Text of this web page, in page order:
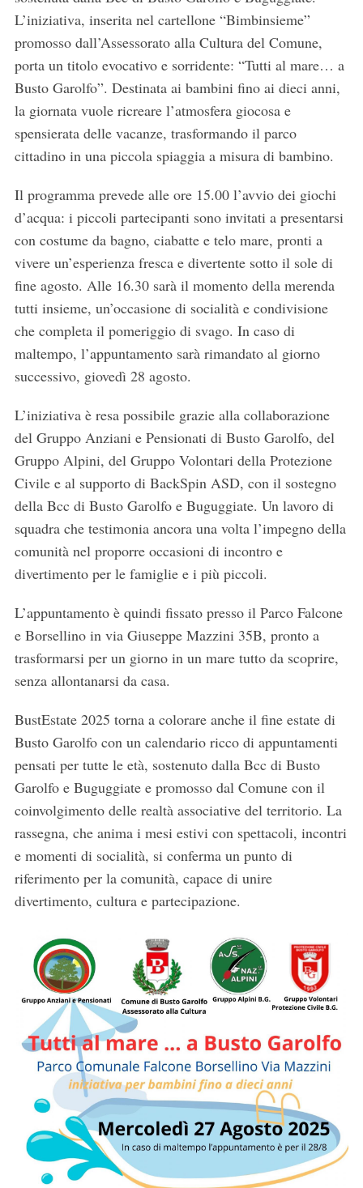
L’iniziativa, inserita nel cartellone “Bimbinsieme”
promosso dall’Assessorato alla Cultura del Comune,
porta un titolo evocativo e sorridente: “Tutti al mare… a
Busto Garolfo”. Destinata ai bambini fino ai dieci anni,
la giornata vuole ricreare l’atmosfera giocosa e
spensierata delle vacanze, trasformando il parco
cittadino in una piccola spiaggia a misura di bambino.
Il programma prevede alle ore 15.00 l’avvio dei giochi
d’acqua: i piccoli partecipanti sono invitati a presentarsi
con costume da bagno, ciabatte e telo mare, pronti a
vivere un’esperienza fresca e divertente sotto il sole di
fine agosto. Alle 16.30 sarà il momento della merenda
tutti insieme, un’occasione di socialità e condivisione
che completa il pomeriggio di svago. In caso di
maltempo, l’appuntamento sarà rimandato al giorno
successivo, giovedì 28 agosto.
L’iniziativa è resa possibile grazie alla collaborazione
del Gruppo Anziani e Pensionati di Busto Garolfo, del
Gruppo Alpini, del Gruppo Volontari della Protezione
Civile e al supporto di BackSpin ASD, con il sostegno
della Bcc di Busto Garolfo e Buguggiate. Un lavoro di
squadra che testimonia ancora una volta l’impegno della
comunità nel proporre occasioni di incontro e
divertimento per le famiglie e i più piccoli.
L’appuntamento è quindi fissato presso il Parco Falcone
e Borsellino in via Giuseppe Mazzini 35B, pronto a
trasformarsi per un giorno in un mare tutto da scoprire,
senza allontanarsi da casa.
BustEstate 2025 torna a colorare anche il fine estate di
Busto Garolfo con un calendario ricco di appuntamenti
pensati per tutte le età, sostenuto dalla Bcc di Busto
Garolfo e Buguggiate e promosso dal Comune con il
coinvolgimento delle realtà associative del territorio. La
rassegna, che anima i mesi estivi con spettacoli, incontri
e momenti di socialità, si conferma un punto di
riferimento per la comunità, capace di unire
divertimento, cultura e partecipazione.